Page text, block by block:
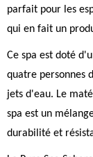
parfait pour les
qui en fait un
Ce spa est doté
quatre personnes
jets d'eau. Le
spa est un
durabilité et